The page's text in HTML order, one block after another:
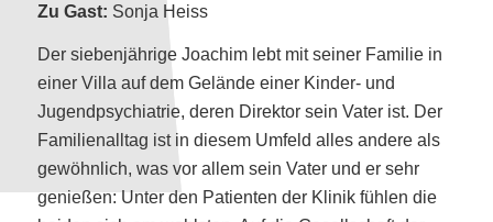
Zu Gast: Sonja Heiss
Der siebenjährige Joachim lebt mit seiner Familie in
einer Villa auf dem Gelände einer Kinder- und
Jugendpsychiatrie, deren Direktor sein Vater ist. Der
Familienalltag ist in diesem Umfeld alles andere als
gewöhnlich, was vor allem sein Vater und er sehr
genießen: Unter den Patienten der Klinik fühlen die